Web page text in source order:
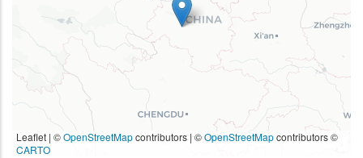
Leaflet | ©OpenStreetMapcontributors | ©OpenStreetMapcontributors ©
CARTO
5.99 € 8.49 €